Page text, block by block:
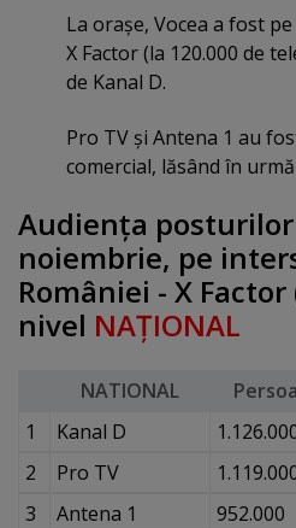
La oraşe, Vocea a fost
X Factor (la 120.000 de
de Kanal D.
Pro TV şi Antena 1 au
comercial, lăsând în
Audienţa
noiembrie, pe
României - X
nivel NAŢIONAL
NATIONAL
1
Kanal D
2
Pro TV
3
Antena 1 952.000